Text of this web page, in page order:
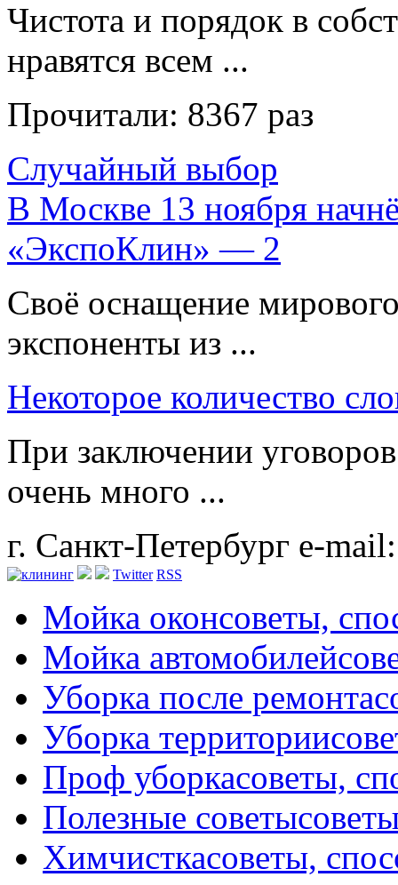
Чистота и порядок в
нравятся всем ...
Прочитали: 8367 раз
Случайный выбор
В Москве 13 ноября
«ЭкспоКлин» — 2
Своё оснащение
экспоненты из ...
Некоторое количество
При заключении уговоров
очень много ...
г. Санкт-Петербург e-
Twitter RSS
Мойка оконсоветы,
Мойка автомобилей
Уборка после ремонта
Уборка территории
Проф уборкасоветы,
Полезные советы
Химчисткасоветы,